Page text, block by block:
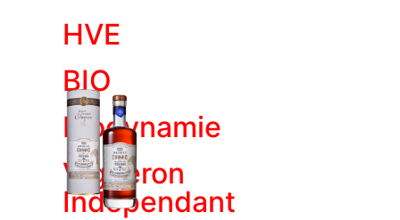
HVE
BIO
Biodynamie
Vigneron
Indépendant